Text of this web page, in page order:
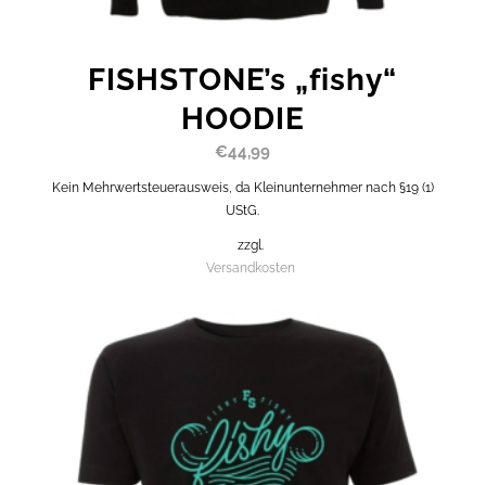
FISHSTONE’s „fishy“
HOODIE
€44,99
Kein Mehrwertsteuerausweis, da Kleinunternehmer nach §19 (1)
UStG.
zzgl.
Versandkosten